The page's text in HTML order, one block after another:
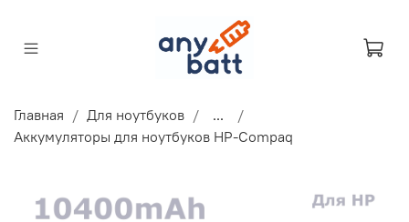
Главная Для ноутбуков
...
Аккумуляторы для ноутбуков HP-Compaq